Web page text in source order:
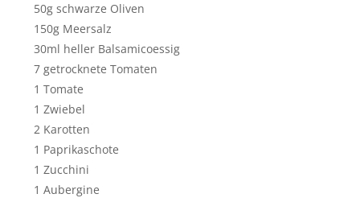
50g schwarze Oliven
150g Meersalz
30ml heller Balsamicoessig
7 getrocknete Tomaten
1 Tomate
1 Zwiebel
2 Karotten
1 Paprikaschote
1 Zucchini
1 Aubergine